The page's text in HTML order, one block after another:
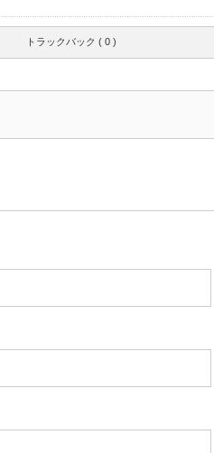
トラックバック ( 0 )